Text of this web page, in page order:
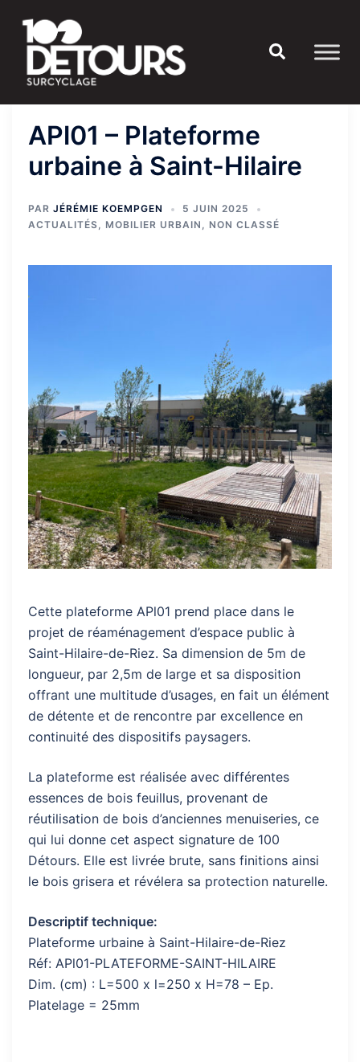
contenu
Rechercher
APl01 – Plateforme
urbaine à Saint-Hilaire
PAR JÉRÉMIE KOEMPGEN
5 JUIN 2025
ACTUALITÉS, MOBILIER URBAIN , NON CLASSÉ
Cette plateforme APl01 prend place dans le
projet de réaménagement d’espace public à
Saint-Hilaire-de-Riez. Sa dimension de 5m de
longueur, par 2,5m de large et sa disposition
offrant une multitude d’usages, en fait un élément
de détente et de rencontre par excellence en
continuité des dispositifs paysagers.
La plateforme est réalisée avec différentes
essences de bois feuillus, provenant de
réutilisation de bois d’anciennes menuiseries, ce
qui lui donne cet aspect signature de 100
Détours. Elle est livrée brute, sans finitions ainsi
le bois grisera et révélera sa protection naturelle.
Descriptif technique:
Plateforme urbaine à Saint-Hilaire-de-Riez
Réf: APl01-PLATEFORME-SAINT-HILAIRE
Dim. (cm) : L=500 x l=250 x H=78 – Ep.
Platelage = 25mm